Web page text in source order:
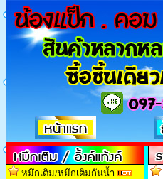
หมึกเติม/หมึกเติมกันน้ำ